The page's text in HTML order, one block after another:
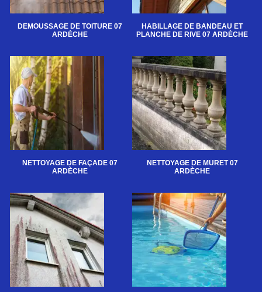
DEMOUSSAGE DE TOITURE 07
ARDÈCHE
HABILLAGE DE BANDEAU ET
PLANCHE DE RIVE 07 ARDÈCHE
NETTOYAGE DE FAÇADE 07
ARDÈCHE
NETTOYAGE DE MURET 07
ARDÈCHE